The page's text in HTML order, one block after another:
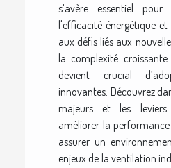
s’avère essentiel
l'efficacité énergétique et
aux défis liés aux
la complexité
devient crucial
innovantes. Découvrez
majeurs et les leviers
améliorer la
assurer un
enjeux de la ventilation